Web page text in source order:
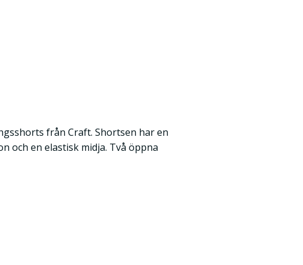
från Craft. Shortsen har en
och en elastisk midja. Två öppna